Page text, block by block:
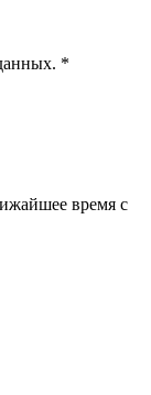
*
время с